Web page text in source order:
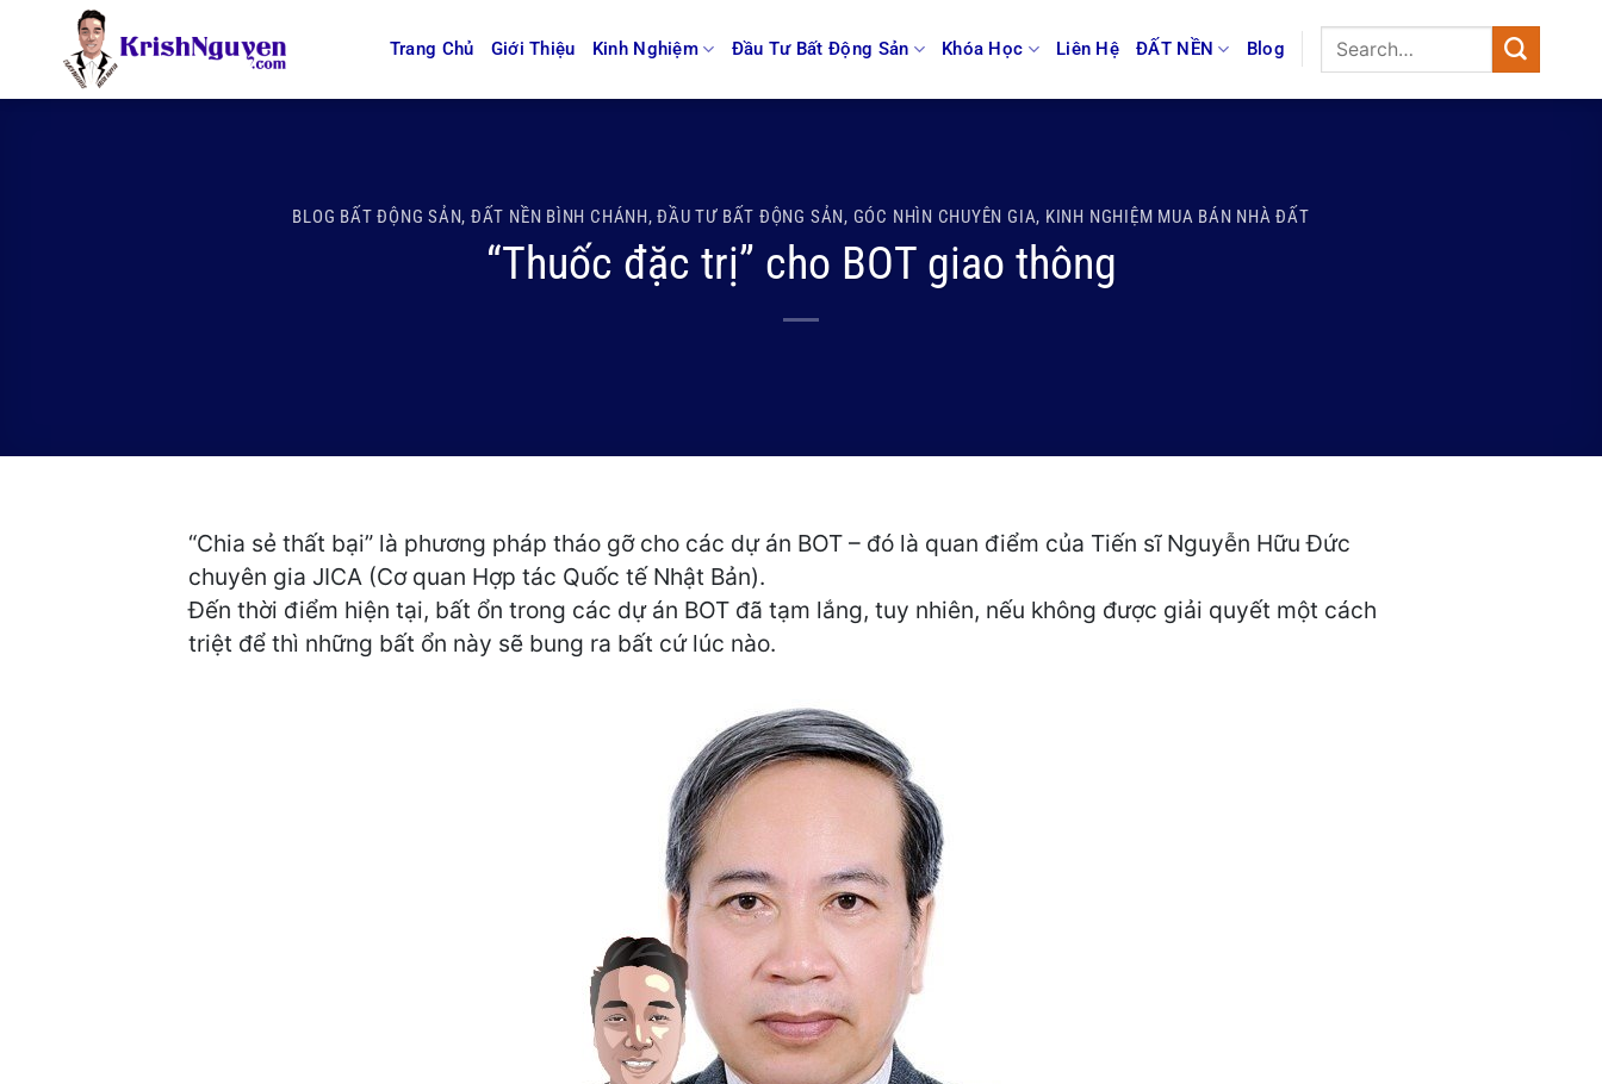
Trang Chủ Giới Thiệu Kinh Nghiệm Đầu Tư Bất Động Sản Khóa Học Liên Hệ ĐẤT NỀN Blog
BLOG BẤT ĐỘNG SẢN, ĐẤT NỀN BÌNH CHÁNH,ĐẦU TƯ BẤT ĐỘNG SẢN, GÓC NHÌN CHUYÊN GIA, KINH NGHIỆM MUA BÁN NHÀ ĐẤT
“Thuốc đặc trị” cho BOT giao thông
“Chia sẻ thất bại” là phương pháp tháo gỡ cho các dự án BOT – đó là quan điểm của Tiến sĩ Nguyễn Hữu Đức
chuyên gia JICA (Cơ quan Hợp tác Quốc tế Nhật Bản).
Đến thời điểm hiện tại, bất ổn trong các dự án BOT đã tạm lắng, tuy nhiên, nếu không được giải quyết một cách
triệt để thì những bất ổn này sẽ bung ra bất cứ lúc nào.